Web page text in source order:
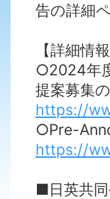
告の詳細
【詳細情報
○2024年
提案募集
https://
○Pre-
https://
■日英共